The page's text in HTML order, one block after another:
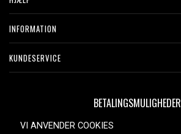
INFORMATION
KUNDESERVICE
BETALINGSMULIGHEDER
VI ANVENDER COOKIES